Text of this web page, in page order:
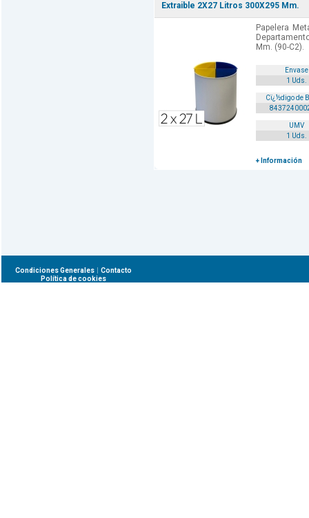
Extraible 2X27 Litros 300X295 Mm.
Papelera
Mm. (90-C2).
Envase
1 Uds.
Cï¿½digo de
UMV
1 Uds.
+ Información
Condiciones Generales| Contacto
Política de cookies